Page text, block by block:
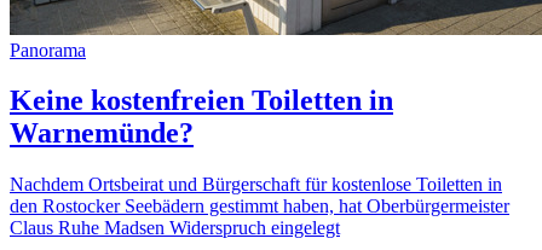
Panorama
Keine kostenfreien Toiletten in
Warnemünde?
Nachdem Ortsbeirat und Bürgerschaft für kostenlose Toiletten in
den Rostocker Seebädern gestimmt haben, hat Oberbürgermeister
Claus Ruhe Madsen Widerspruch eingelegt